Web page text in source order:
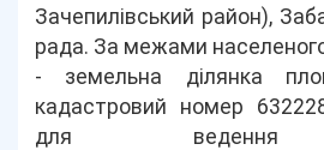
Зачепилівський район),
рада. За межами
- земельна ділянка
кадастровий номер
для ведення